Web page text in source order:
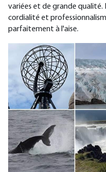
variées et de grande qualité.
cordialité et
parfaitement à l'aise.